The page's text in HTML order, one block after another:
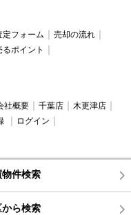
定フォーム
売却の流れ
るポイント
社概要 千葉店
木更津店
ログイン
物件検索
から検索